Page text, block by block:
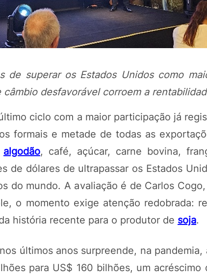
de superar os Estados Unidos como
desfavorável corroem a
ciclo com a maior participação já
formais e metade de todas as
algodão, café, açúcar, carne bovina,
de dólares de ultrapassar os Estados
do mundo. A avaliação é de Carlos
o momento exige atenção redobrada:
história recente para o produtor de soja.
últimos anos surpreende, na
para US$ 160 bilhões, um